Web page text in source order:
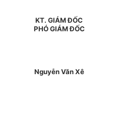
KT. GIÁM ĐỐC
PHÓ GIÁM ĐỐC
Nguyễn Văn Xê